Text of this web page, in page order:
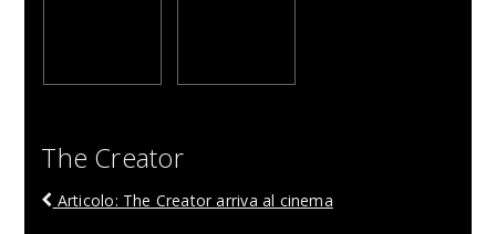
The Creator
Articolo: The Creator arriva al cinema